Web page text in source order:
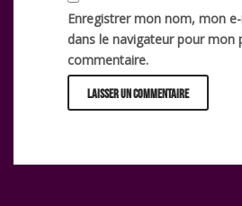
Enregistrer mon nom, mon
dans le navigateur pour mon
commentaire.